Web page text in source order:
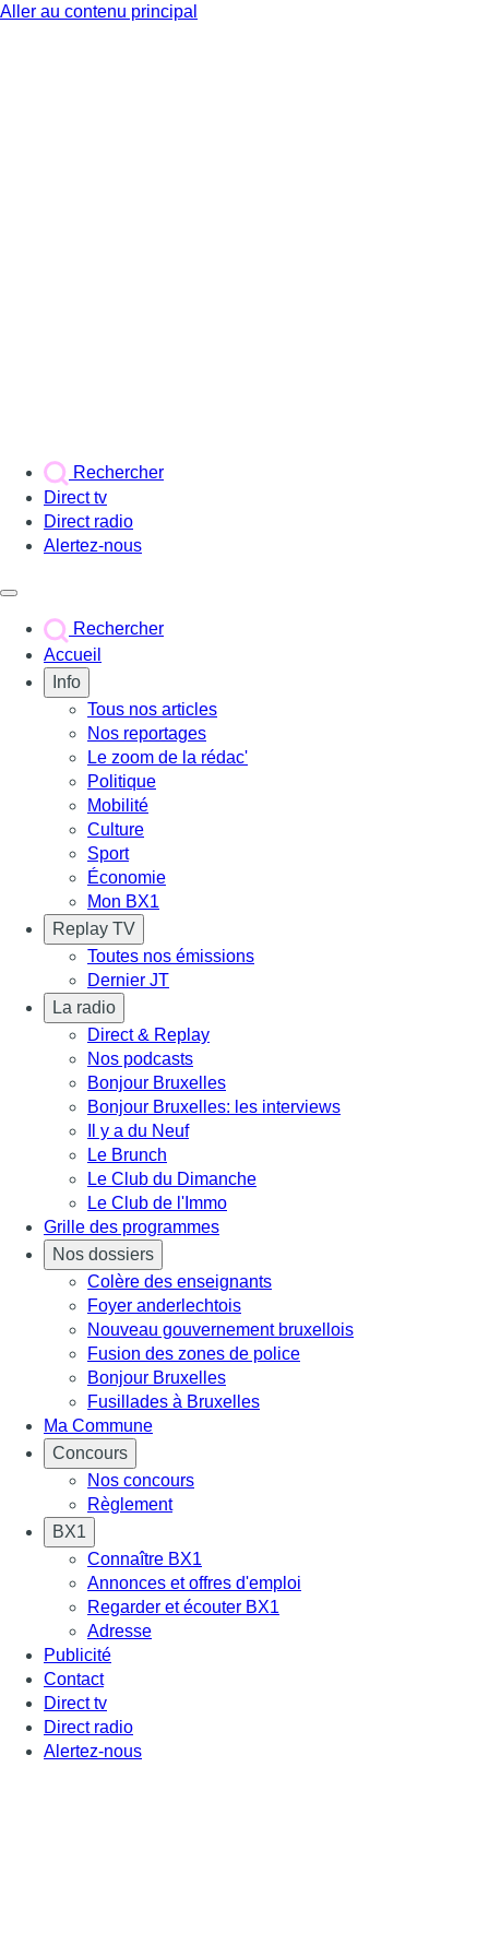
Aller au contenu principal
Rechercher
Direct tv
Direct radio
Alertez-nous
Rechercher
Accueil
Info
Tous nos articles
Nos reportages
Le zoom de la rédac'
Politique
Mobilité
Culture
Sport
Économie
Mon BX1
Replay TV
Toutes nos émissions
Dernier JT
La radio
Direct & Replay
Nos podcasts
Bonjour Bruxelles
Bonjour Bruxelles: les interviews
Il y a du Neuf
Le Brunch
Le Club du Dimanche
Le Club de l'Immo
Grille des programmes
Nos dossiers
Colère des enseignants
Foyer anderlechtois
Nouveau gouvernement bruxellois
Fusion des zones de police
Bonjour Bruxelles
Fusillades à Bruxelles
Ma Commune
Concours
Nos concours
Règlement
BX1
Connaître BX1
Annonces et offres d'emploi
Regarder et écouter BX1
Adresse
Publicité
Contact
Direct tv
Direct radio
Alertez-nous